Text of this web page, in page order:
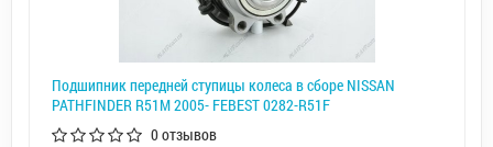
Подшипник передней ступицы колеса в сборе NISSAN
PATHFINDER R51M 2005- FEBEST 0282-R51F
0 отзывов